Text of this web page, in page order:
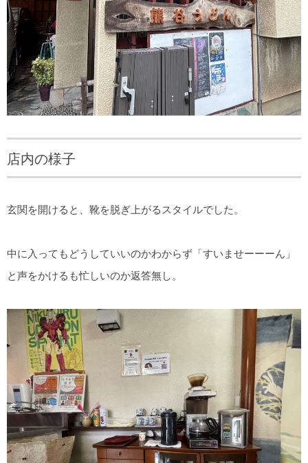
店内の様子
玄関を開けると、靴を脱ぎ上がるスタイルでした。
中に入ってもどうしていいのかわからず「すいませーーーん」
と声をかけるも忙しいのか返答無し。